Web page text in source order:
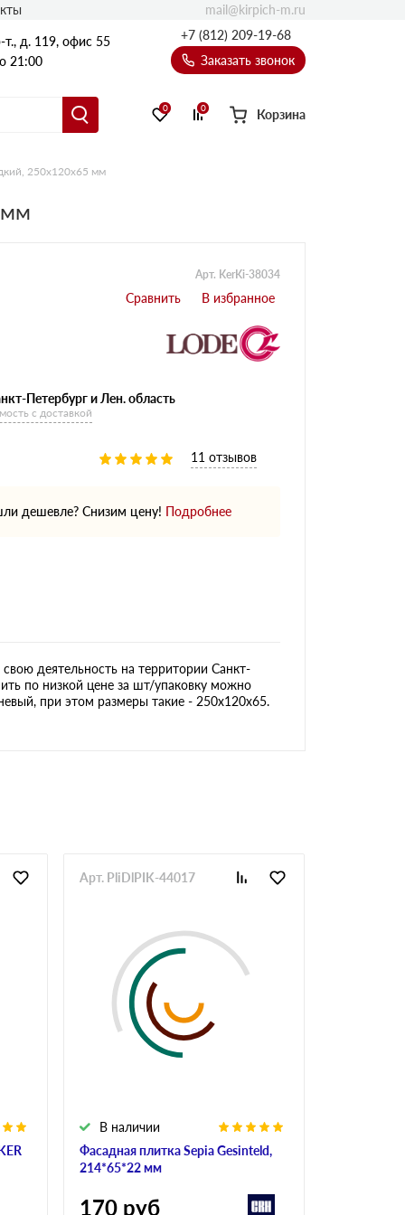
т., д. 119, офис 55
21:00
+7 (812) 209-19-68
Заказать звонок
0 0 Корзина
mail@kirpich-m.ru
250х120х65 мм
мм
Арт. KerKi-38034
Петербург и Лен. область
с доставкой
11 отзывов
дешевле? Снизим цену! Подробнее
деятельность на территории Санкт-
по низкой цене за шт/упаковку можно
при этом размеры такие - 250х120х65.
Фасадная плитка Sepia Gesinteld,
214*65*22 мм
В наличии
Арт. PliDlPIK-44017
170 руб